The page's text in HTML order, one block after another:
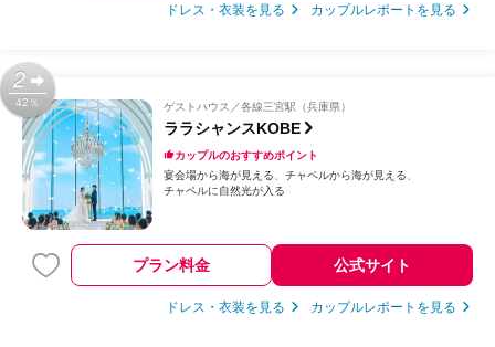
ドレス・衣装を見る カップルレポートを見る
2
42％ ゲストハウス 各線三宮駅（兵庫県）
ララシャンスKOBE
カップルのおすすめポイント
宴会場から海が見える
チャペルから海が見える
チャペルに自然光が入る
プラン料金 公式サイト
ドレス・衣装を見る カップルレポートを見る